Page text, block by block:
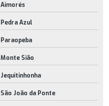
Aimorés
Pedra Azul
Paraopeba
Monte Sião
Jequitinhonha
São João da Ponte